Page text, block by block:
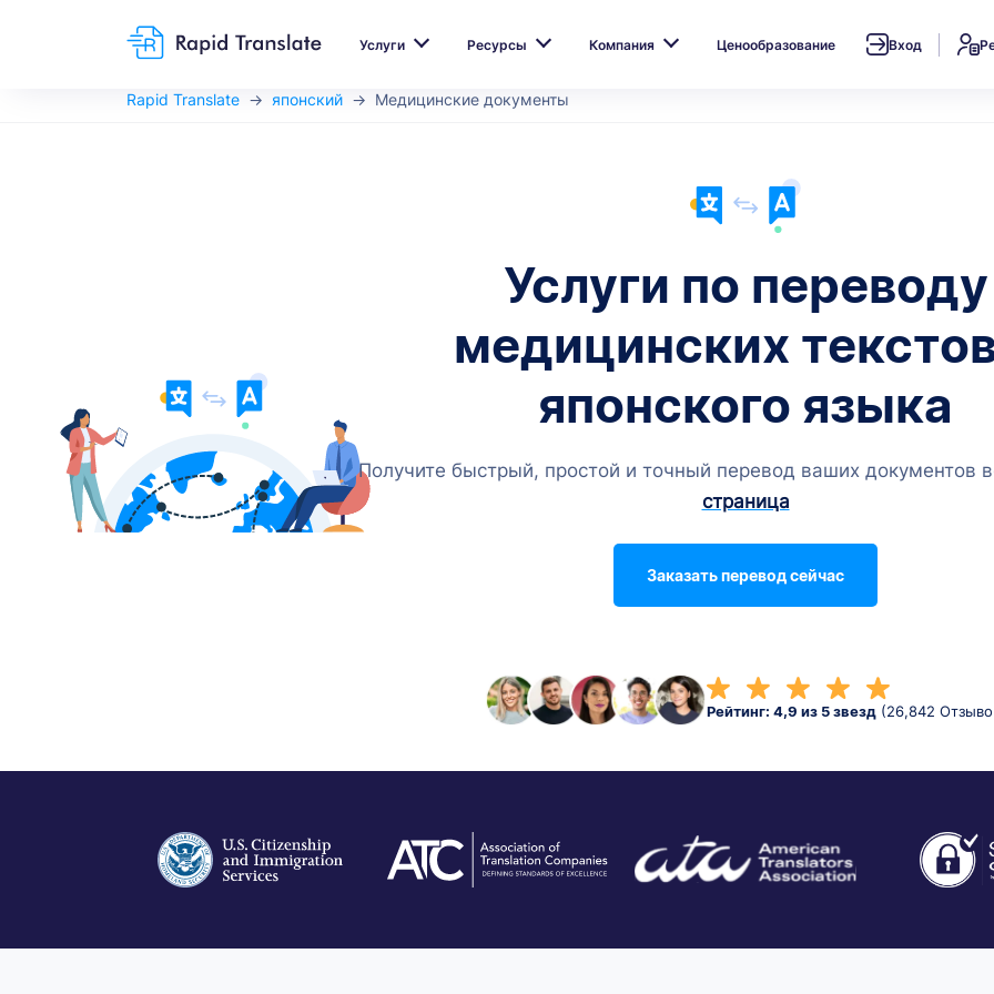
Услуги Ресурсы Компания Ценообразование Вход
Rapid Translate японский Медицинские документы
Услуги по переводу
медицинских
японского языка
Получите быстрый, простой и точный перевод ваших документов
страница
Заказать перевод сейчас
Рейтинг: 4,9 из 5 звезд (26,842